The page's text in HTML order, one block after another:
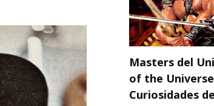
Masters del
of the
Curiosidades